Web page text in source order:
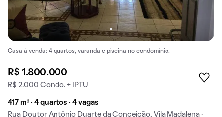
Casa à venda: 4 quartos, varanda e piscina no condomínio.
R$ 1.800.000
R$ 2.000 Condo. + IPTU
417 m² · 4 quartos · 4 vagas
Rua Doutor Antônio Duarte da Conceição, Vila Madalena ·